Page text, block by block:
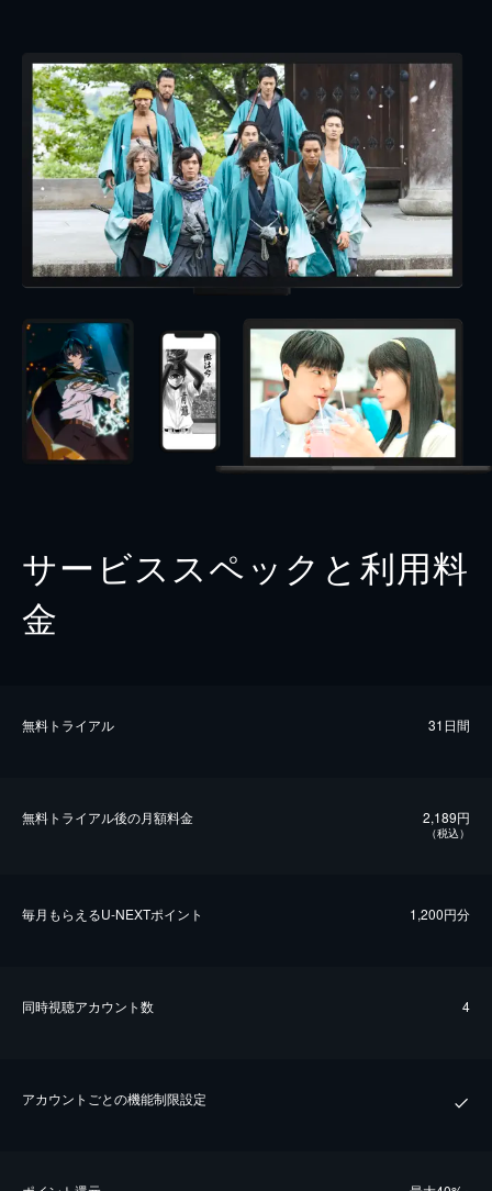
サービススペックと利用料
金
無料トライアル 31日間
無料トライアル後の⽉額料金 2,189円
（税込）
毎⽉もらえるU-NEXTポイント 1,200円分
同時視聴アカウント数 4
アカウントごとの機能制限設定